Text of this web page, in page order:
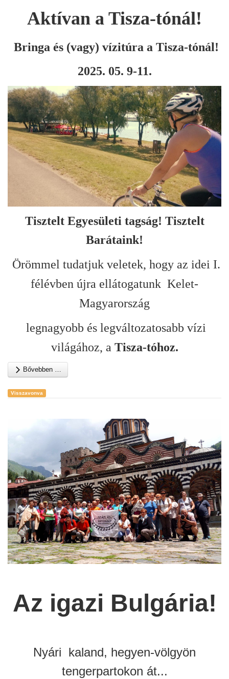
Aktívan a Tisza-tónál!
Bringa és (vagy) vízitúra a Tisza-tónál!
2025. 05. 9-11.
Tisztelt Egyesületi tagság! Tisztelt
Barátaink!
Örömmel tudatjuk veletek, hogy az idei I.
félévben újra ellátogatunk Kelet-
Magyarország
legnagyobb és legváltozatosabb vízi
világához, a Tisza-tóhoz.
Bővebben …
Visszavonva
Az igazi Bulgária!
Nyári kaland, hegyen-völgyön
tengerpartokon át...